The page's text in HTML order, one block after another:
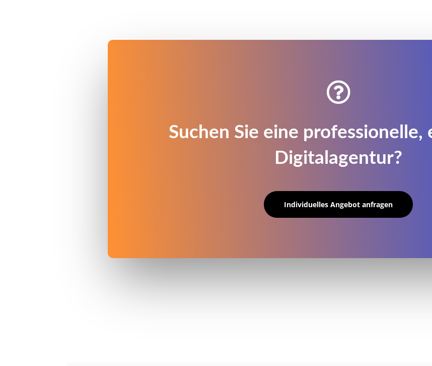

Suchen Sie eine professionelle,
Digitalagentur?
Individuelles Angebot anfragen